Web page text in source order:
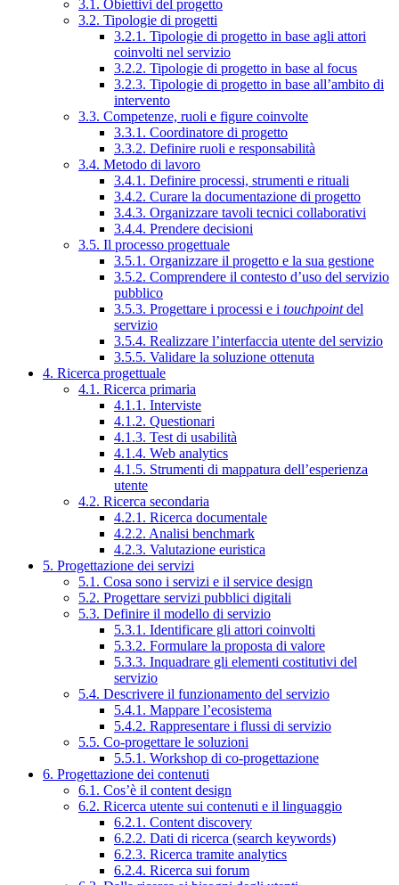
3.1. Obiettivi del progetto
3.2. Tipologie di progetti
3.2.1. Tipologie di progetto in base agli attori
coinvolti nel servizio
3.2.2. Tipologie di progetto in base al focus
3.2.3. Tipologie di progetto in base all’ambito di
intervento
3.3. Competenze, ruoli e figure coinvolte
3.3.1. Coordinatore di progetto
3.3.2. Definire ruoli e responsabilità
3.4. Metodo di lavoro
3.4.1. Definire processi, strumenti e rituali
3.4.2. Curare la documentazione di progetto
3.4.3. Organizzare tavoli tecnici collaborativi
3.4.4. Prendere decisioni
3.5. Il processo progettuale
3.5.1. Organizzare il progetto e la sua gestione
3.5.2. Comprendere il contesto d’uso del servizio
pubblico
3.5.3. Progettare i processi e i touchpointdel
servizio
3.5.4. Realizzare l’interfaccia utente del servizio
3.5.5. Validare la soluzione ottenuta
4. Ricerca progettuale
4.1. Ricerca primaria
4.1.1. Interviste
4.1.2. Questionari
4.1.3. Test di usabilità
4.1.4. Web analytics
4.1.5. Strumenti di mappatura dell’esperienza
utente
4.2. Ricerca secondaria
4.2.1. Ricerca documentale
4.2.2. Analisi benchmark
4.2.3. Valutazione euristica
5. Progettazione dei servizi
5.1. Cosa sono i servizi e il service design
5.2. Progettare servizi pubblici digitali
5.3. Definire il modello di servizio
5.3.1. Identificare gli attori coinvolti
5.3.2. Formulare la proposta di valore
5.3.3. Inquadrare gli elementi costitutivi del
servizio
5.4. Descrivere il funzionamento del servizio
5.4.1. Mappare l’ecosistema
5.4.2. Rappresentare i flussi di servizio
5.5. Co-progettare le soluzioni
5.5.1. Workshop di co-progettazione
6. Progettazione dei contenuti
6.1. Cos’è il content design
6.2. Ricerca utente sui contenuti e il linguaggio
6.2.1. Content discovery
6.2.2. Dati di ricerca (search keywords)
6.2.3. Ricerca tramite analytics
6.2.4. Ricerca sui forum